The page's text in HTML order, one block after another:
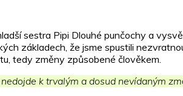
sestra Pipi Dlouhé punčochy a
základech, že jsme spustili
tedy změny způsobené člověkem.
k trvalým a dosud nevídaným